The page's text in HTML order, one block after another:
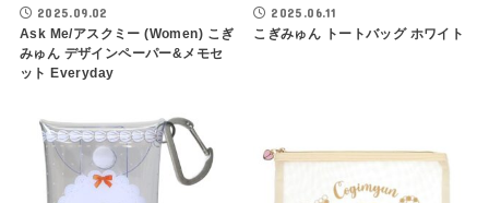
2025.09.02
Ask Me/アスクミー (Women) こぎ
みゅん デザインペーパー&メモセ
ット Everyday
2025.06.11
こぎみゅん トートバッグ ホワイト